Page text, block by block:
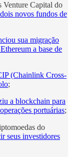
Venture Capital do
novos fundos de
sua migração
a base de
(Chainlink Cross-
;
a blockchain para
portuárias;
do
seus investidores